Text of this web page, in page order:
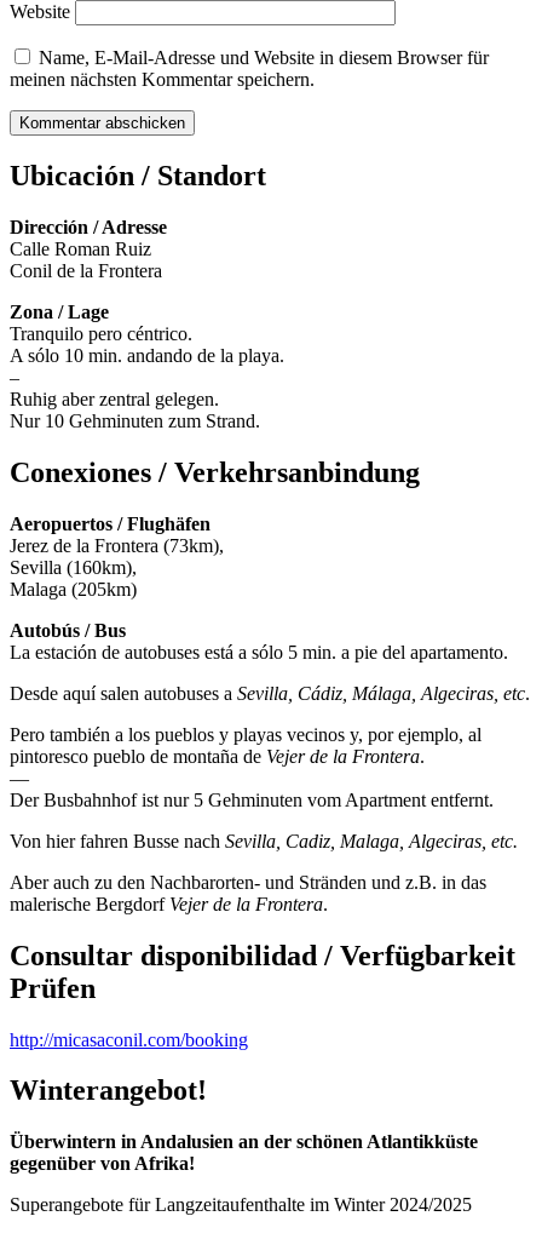
Website
Name, E-Mail-Adresse und Website in diesem Browser für
meinen nächsten Kommentar speichern.
Ubicación / Standort
Dirección / Adresse
Calle Roman Ruiz
Conil de la Frontera
Zona / Lage
Tranquilo pero céntrico.
A sólo 10 min. andando de la playa.
–
Ruhig aber zentral gelegen.
Nur 10 Gehminuten zum Strand.
Conexiones / Verkehrsanbindung
Aeropuertos / Flughäfen
Jerez de la Frontera (73km),
Sevilla (160km),
Malaga (205km)
Autobús / Bus
La estación de autobuses está a sólo 5 min. a pie del apartamento.
Desde aquí salen autobuses a Sevilla, Cádiz, Málaga, Algeciras, etc.
Pero también a los pueblos y playas vecinos y, por ejemplo, al
pintoresco pueblo de montaña de Vejer de la Frontera.
—
Der Busbahnhof ist nur 5 Gehminuten vom Apartment entfernt.
Von hier fahren Busse nach Sevilla, Cadiz, Malaga, Algeciras, etc.
Aber auch zu den Nachbarorten- und Stränden und z.B. in das
malerische Bergdorf Vejer de la Frontera.
Consultar disponibilidad / Verfügbarkeit
Prüfen
http://micasaconil.com/booking
Winterangebot!
Überwintern in Andalusien an der schönen Atlantikküste
gegenüber von Afrika!
Superangebote für Langzeitaufenthalte im Winter 2024/2025